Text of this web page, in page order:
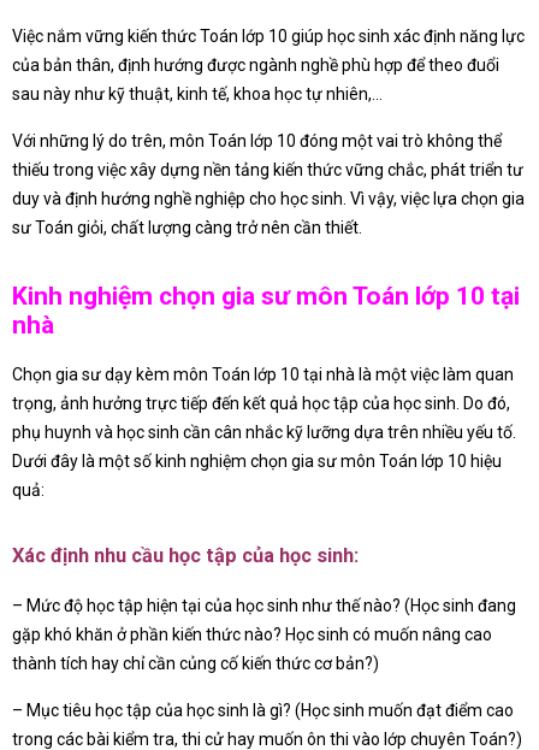
Việc nắm vững kiến thức Toán lớp 10 giúp học sinh xác định năng lực
của bản thân, định hướng được ngành nghề phù hợp để theo đuổi
sau này như kỹ thuật, kinh tế, khoa học tự nhiên,…
Với những lý do trên, môn Toán lớp 10 đóng một vai trò không thể
thiếu trong việc xây dựng nền tảng kiến thức vững chắc, phát triển tư
duy và định hướng nghề nghiệp cho học sinh. Vì vậy, việc lựa chọn gia
sư Toán giỏi, chất lượng càng trở nên cần thiết.
Kinh nghiệm chọn gia sư môn Toán lớp 10 tại
nhà
Chọn gia sư dạy kèm môn Toán lớp 10 tại nhà là một việc làm quan
trọng, ảnh hưởng trực tiếp đến kết quả học tập của học sinh. Do đó,
phụ huynh và học sinh cần cân nhắc kỹ lưỡng dựa trên nhiều yếu tố.
Dưới đây là một số kinh nghiệm chọn gia sư môn Toán lớp 10 hiệu
quả:
Xác định nhu cầu học tập của học sinh:
– Mức độ học tập hiện tại của học sinh như thế nào? (Học sinh đang
gặp khó khăn ở phần kiến thức nào? Học sinh có muốn nâng cao
thành tích hay chỉ cần củng cố kiến thức cơ bản?)
– Mục tiêu học tập của học sinh là gì? (Học sinh muốn đạt điểm cao
trong các bài kiểm tra, thi cử hay muốn ôn thi vào lớp chuyên Toán?)